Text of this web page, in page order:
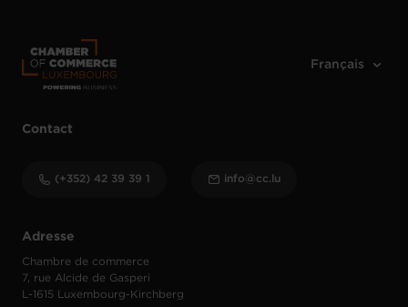
Adresse
Chambre de commerce
7, rue Alcide de Gasperi
L-1615 Luxembourg-Kirchberg
Contact
(+352) 42 39 39 1 info@cc.lu